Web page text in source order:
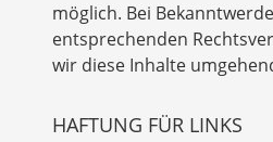
möglich. Bei
entsprechenden
wir diese Inhalte
HAFTUNG FÜR LINKS